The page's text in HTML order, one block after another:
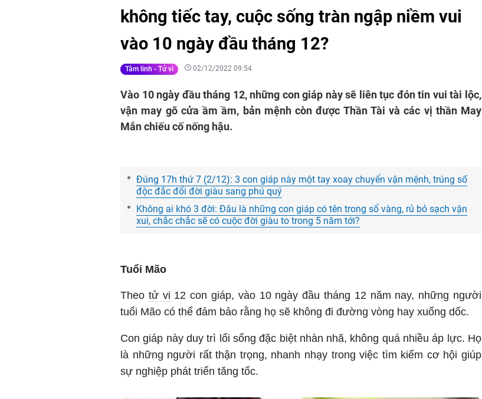
không tiếc tay, cuộc sống tràn ngập niềm vui
vào 10 ngày đầu tháng 12?
Tâm linh - Tử vi 02/12/2022 09:54
Vào 10 ngày đầu tháng 12, những con giáp này sẽ liên tục đón tin vui tài lộc,
vận may gõ cửa ầm ầm, bản mệnh còn được Thần Tài và các vị thần May
Mắn chiếu cố nống hậu.
Đúng 17h thứ 7 (2/12): 3 con giáp này một tay xoay chuyển vận mệnh, trúng số
độc đắc đổi đời giàu sang phú quý
Không ai khó 3 đời: Đâu là những con giáp có tên trong sổ vàng, rủ bỏ sạch vận
xui, chắc chắc sẽ có cuộc đời giàu to trong 5 năm tới?
Tuổi Mão
Theo tử vi 12 con giáp, vào 10 ngày đầu tháng 12 năm nay, những người
tuổi Mão có thể đảm bảo rằng họ sẽ không đi đường vòng hay xuống dốc.
Con giáp này duy trì lối sống đặc biệt nhàn nhã, không quá nhiều áp lực. Họ
là những người rất thận trọng, nhanh nhạy trong việc tìm kiếm cơ hội giúp
sự nghiệp phát triển tăng tốc.